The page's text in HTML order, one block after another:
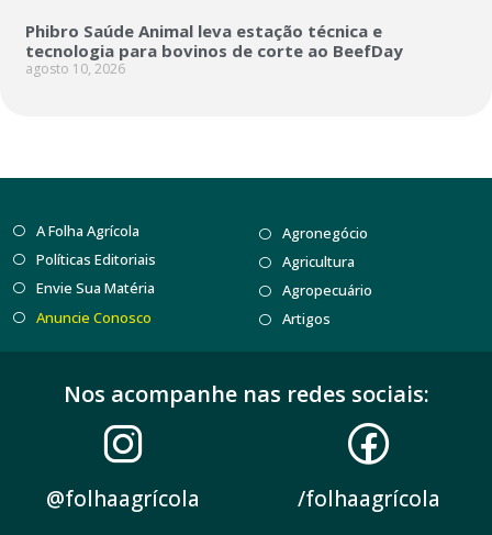
Phibro Saúde Animal leva estação técnica e
tecnologia para bovinos de corte ao BeefDay
agosto 10, 2026
A Folha Agrícola
Políticas Editoriais
Envie Sua Matéria
Anuncie Conosco
Agronegócio
Agricultura
Agropecuário
Artigos
Nos acompanhe nas redes sociais:
@folhaagrícola /folhaagrícola